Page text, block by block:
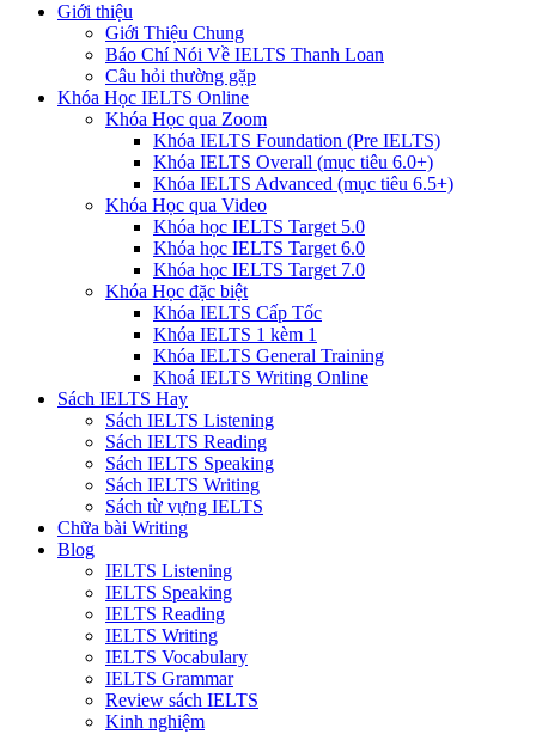
Giới thiệu
Giới Thiệu Chung
Báo Chí Nói Về IELTS Thanh Loan
Câu hỏi thường gặp
Khóa Học IELTS Online
Khóa Học qua Zoom
Khóa IELTS Foundation (Pre IELTS)
Khóa IELTS Overall (mục tiêu 6.0+)
Khóa IELTS Advanced (mục tiêu 6.5+)
Khóa Học qua Video
Khóa học IELTS Target 5.0
Khóa học IELTS Target 6.0
Khóa học IELTS Target 7.0
Khóa Học đặc biệt
Khóa IELTS Cấp Tốc
Khóa IELTS 1 kèm 1
Khóa IELTS General Training
Khoá IELTS Writing Online
Sách IELTS Hay
Sách IELTS Listening
Sách IELTS Reading
Sách IELTS Speaking
Sách IELTS Writing
Sách từ vựng IELTS
Chữa bài Writing
Blog
IELTS Listening
IELTS Speaking
IELTS Reading
IELTS Writing
IELTS Vocabulary
IELTS Grammar
Review sách IELTS
Kinh nghiệm